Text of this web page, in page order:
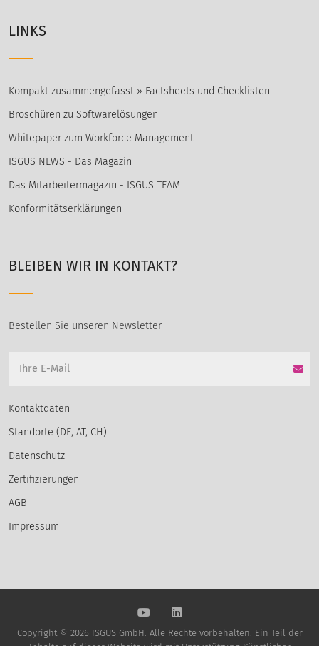
LINKS
Kompakt zusammengefasst » Factsheets und Checklisten
Broschüren zu Softwarelösungen
Whitepaper zum Workforce Management
ISGUS NEWS - Das Magazin
Das Mitarbeitermagazin - ISGUS TEAM
Konformitätserklärungen
BLEIBEN WIR IN KONTAKT?
Bestellen Sie unseren Newsletter
Kontaktdaten
Standorte (DE, AT, CH)
Datenschutz
Zertifizierungen
AGB
Impressum
Copyright © 2026 ISGUS GmbH. Alle Rechte vorbehalten. Ein Teil der